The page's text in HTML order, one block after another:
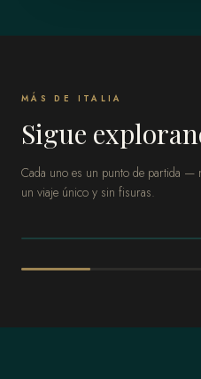
MÁS DE ITALIA
Sigue
Cada uno es un punto de partida —
un viaje único y sin fisuras.